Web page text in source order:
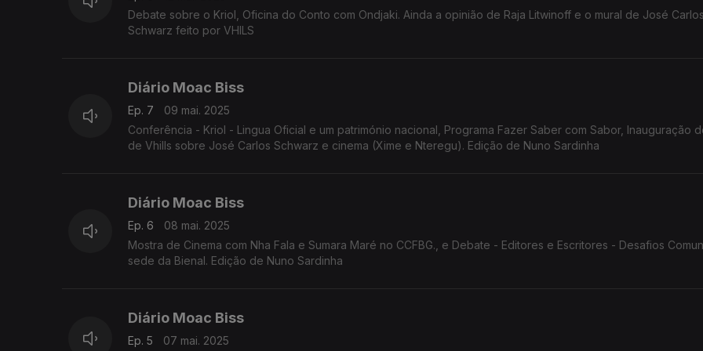
Debate sobre o Kriol, Oficina do Conto com Ondjaki. Ainda a opinião de Raja Litwinoff e o mural de José Carlos
Schwarz feito por VHILS
Diário Moac Biss
Ep. 7
09 mai. 2025
Conferência - Kriol - Lingua Oficial e um património nacional, Programa Fazer Saber com Sabor, Inauguração do mural
de Vhills sobre José Carlos Schwarz e cinema (Xime e Nteregu). Edição de Nuno Sardinha
Diário Moac Biss
Ep. 6
08 mai. 2025
Mostra de Cinema com Nha Fala e Sumara Maré no CCFBG., e Debate - Editores e Escritores - Desafios
sede da Bienal. Edição de Nuno Sardinha
Diário Moac Biss
Ep. 5 07 mai. 2025